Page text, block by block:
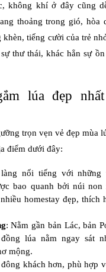
không khí ở đây cũng
thoảng trong gió, hòa
tiếng cười của trẻ
thư thái, khác hẳn sự
lúa đẹp
trọn vẹn vẻ đẹp mùa
điểm dưới đây:
nổi tiếng với những
bao quanh bởi núi non
homestay đẹp, thích
: Nằm gần bản Lác, bản
lúa nằm ngay sát
mộng.
khách hơn, phù hợp